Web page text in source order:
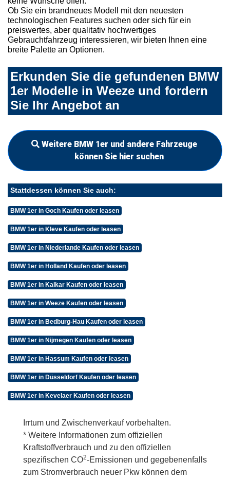
Ob Sie ein brandneues Modell mit den neuesten
technologischen Features suchen oder sich für ein
preiswertes, aber qualitativ hochwertiges
Gebrauchtfahrzeug interessieren, wir bieten Ihnen eine
breite Palette an Optionen.
Erkunden Sie die gefundenen BMW
1er Modelle in Weeze und fordern
Sie Ihr Angebot an
Weitere BMW 1er und andere Fahrzeuge
können Sie hier suchen
Stattdessen können Sie auch:
BMW 1er in Goch Kaufen oder leasen
BMW 1er in Kleve Kaufen oder leasen
BMW 1er in Niederlande Kaufen oder leasen
BMW 1er in Holland Kaufen oder leasen
BMW 1er in Kalkar Kaufen oder leasen
BMW 1er in Weeze Kaufen oder leasen
BMW 1er in Bedburg-Hau Kaufen oder leasen
BMW 1er in Nijmegen Kaufen oder leasen
BMW 1er in Hassum Kaufen oder leasen
BMW 1er in Düsseldorf Kaufen oder leasen
BMW 1er in Kevelaer Kaufen oder leasen
Irrtum und Zwischenverkauf vorbehalten.
* Weitere Informationen zum offiziellen
Kraftstoffverbrauch und zu den offiziellen
spezifischen CO2-Emissionen und gegebenenfalls
zum Stromverbrauch neuer Pkw können dem